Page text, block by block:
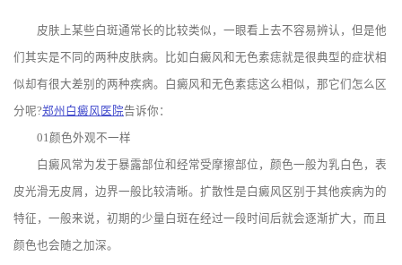
皮肤上某些白斑通常长的比较类似，一眼看上去不容易辨认，但是他
们其实是不同的两种皮肤病。比如白癜风和无色素痣就是很典型的症状相
似却有很大差别的两种疾病。白癜风和无色素痣这么相似，那它们怎么区
分呢?郑州白癜风医院告诉你：
01颜色外观不一样
白癜风常为发于暴露部位和经常受摩擦部位，颜色一般为乳白色，表
皮光滑无皮屑，边界一般比较清晰。扩散性是白癜风区别于其他疾病为的
特征，一般来说，初期的少量白斑在经过一段时间后就会逐渐扩大，而且
颜色也会随之加深。